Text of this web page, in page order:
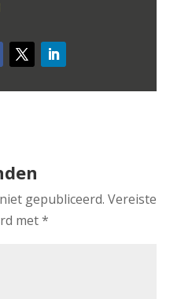
gepubliceerd. Vereiste
met*